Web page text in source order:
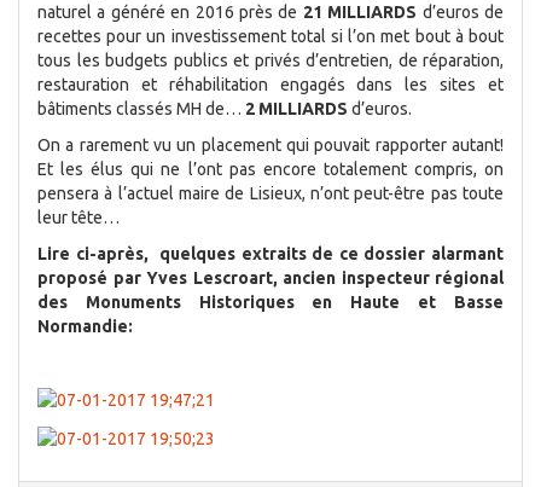
naturel a généré en 2016 près de 21 MILLIARDS d’euros de
recettes pour un investissement total si l’on met bout à bout
tous les budgets publics et privés d’entretien, de réparation,
restauration et réhabilitation engagés dans les sites et
bâtiments classés MH de… 2 MILLIARDS d’euros.
On a rarement vu un placement qui pouvait rapporter autant!
Et les élus qui ne l’ont pas encore totalement compris, on
pensera à l’actuel maire de Lisieux, n’ont peut-être pas toute
leur tête…
Lire ci-après, quelques extraits de ce dossier alarmant
proposé par Yves Lescroart, ancien inspecteur régional
des Monuments Historiques en Haute et Basse
Normandie: